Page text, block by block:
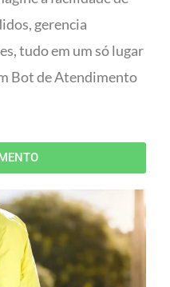
gerencia
tudo em um só lugar
Bot de Atendimento